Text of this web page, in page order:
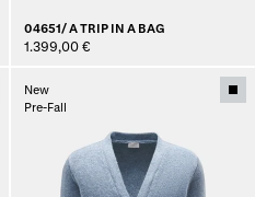
04651/ A TRIP IN A BAG
1.399,00 €
New
Pre-Fall